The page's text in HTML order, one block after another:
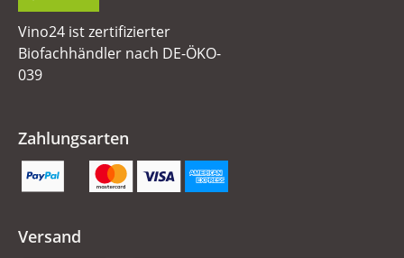
Vino24 ist zertifizierter
Biofachhändler nach DE-ÖKO-
039
Zahlungsarten
Versand